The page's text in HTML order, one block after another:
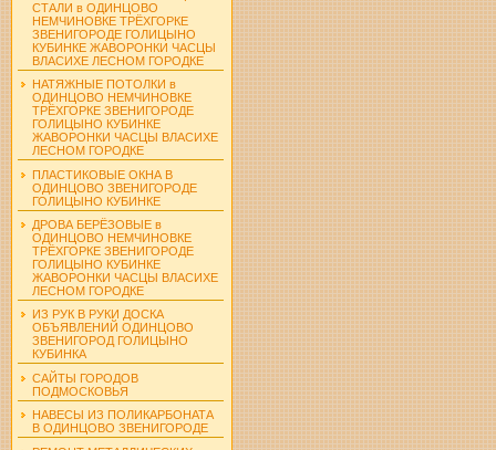
СТАЛИ в ОДИНЦОВО
НЕМЧИНОВКЕ ТРЁХГОРКЕ
ЗВЕНИГОРОДЕ ГОЛИЦЫНО
КУБИНКЕ ЖАВОРОНКИ ЧАСЦЫ
ВЛАСИХЕ ЛЕСНОМ ГОРОДКЕ
НАТЯЖНЫЕ ПОТОЛКИ в
ОДИНЦОВО НЕМЧИНОВКЕ
ТРЁХГОРКЕ ЗВЕНИГОРОДЕ
ГОЛИЦЫНО КУБИНКЕ
ЖАВОРОНКИ ЧАСЦЫ ВЛАСИХЕ
ЛЕСНОМ ГОРОДКЕ
ПЛАСТИКОВЫЕ ОКНА В
ОДИНЦОВО ЗВЕНИГОРОДЕ
ГОЛИЦЫНО КУБИНКЕ
ДРОВА БЕРЁЗОВЫЕ в
ОДИНЦОВО НЕМЧИНОВКЕ
ТРЁХГОРКЕ ЗВЕНИГОРОДЕ
ГОЛИЦЫНО КУБИНКЕ
ЖАВОРОНКИ ЧАСЦЫ ВЛАСИХЕ
ЛЕСНОМ ГОРОДКЕ
ИЗ РУК В РУКИ ДОСКА
ОБЪЯВЛЕНИЙ ОДИНЦОВО
ЗВЕНИГОРОД ГОЛИЦЫНО
КУБИНКА
САЙТЫ ГОРОДОВ
ПОДМОСКОВЬЯ
НАВЕСЫ ИЗ ПОЛИКАРБОНАТА
В ОДИНЦОВО ЗВЕНИГОРОДЕ